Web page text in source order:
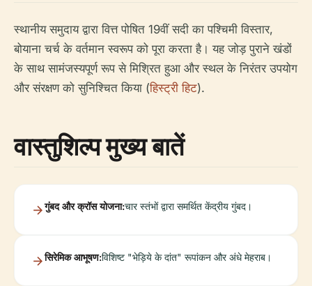
स्थानीय समुदाय द्वारा वित्त पोषित 19वीं सदी का पश्चिमी विस्तार,
बोयाना चर्च के वर्तमान स्वरूप को पूरा करता है। यह जोड़ पुराने खंडों
के साथ सामंजस्यपूर्ण रूप से मिश्रित हुआ और स्थल के निरंतर उपयोग
और संरक्षण को सुनिश्चित किया (हिस्ट्री हिट).
वास्तुशिल्प मुख्य बातें
गुंबद और क्रॉस योजना:चार स्तंभों द्वारा समर्थित केंद्रीय गुंबद।
सिरेमिक आभूषण:विशिष्ट "भेड़िये के दांत" रूपांकन और अंधे मेहराब।